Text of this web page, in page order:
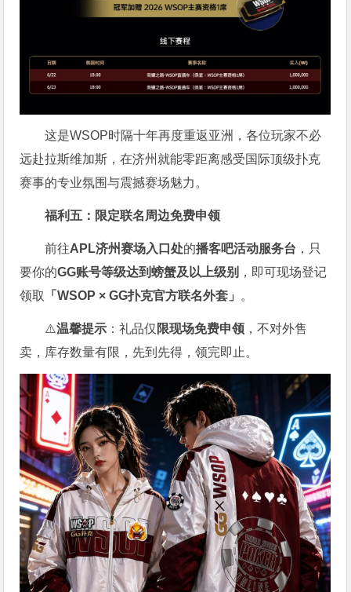
这是WSOP时隔十年再度重返亚洲，各位玩家不必
远赴拉斯维加斯，在济州就能零距离感受国际顶级扑克
赛事的专业氛围与震撼赛场魅力。
福利五：限定联名周边免费申领
前往APL济州赛场入口处的播客吧活动服务台 ，只
要你的GG账号等级达到螃蟹及以上级别 ，即可现场登记
领取
「WSOP × GG扑克官方联名外套」 。
⚠️温馨提示 ：礼品仅 限现场免费申领 ，不对外售
卖，库存数量有限，先到先得，领完即止。